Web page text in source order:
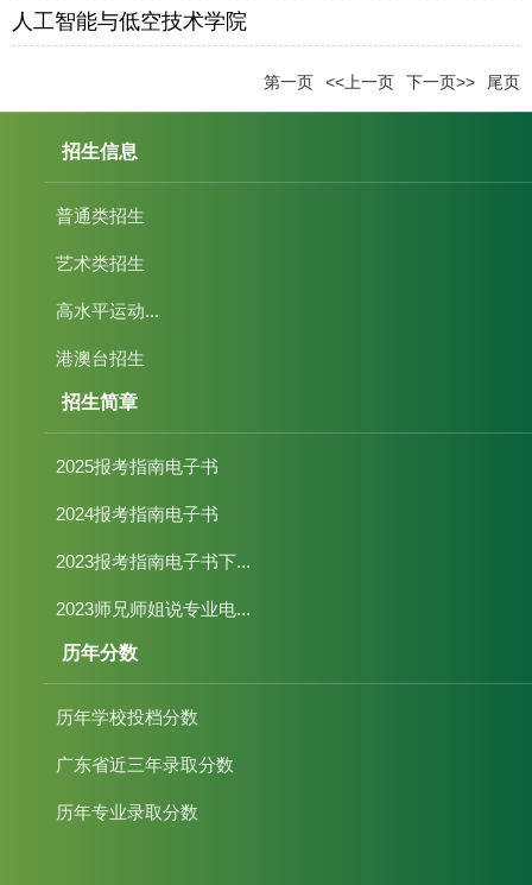
人工智能与低空技术学院
第一页 <<上一页 下一页>> 尾页
招生信息
普通类招生
艺术类招生
高水平运动...
港澳台招生
招生简章
2025报考指南电子书
2024报考指南电子书
2023报考指南电子书下...
2023师兄师姐说专业电...
历年分数
历年学校投档分数
广东省近三年录取分数
历年专业录取分数